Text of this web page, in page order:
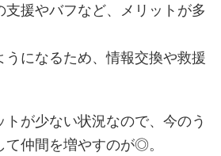
支援やバフなど、メリットが多
うになるため、情報交換や救援
が少ない状況なので、今のう
て仲間を増やすのが◎。